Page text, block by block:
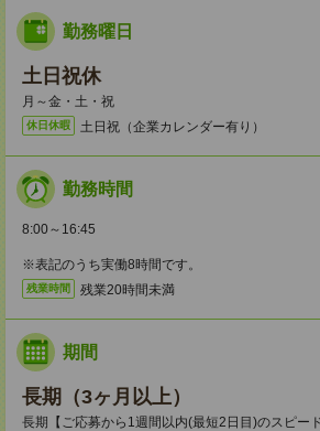
勤務曜日
土日祝休
月～金・土・祝
休日休暇 土日祝（企業カレンダー有り）
勤務時間
8:00～16:45
※表記のうち実働8時間です。
残業時間 残業20時間未満
期間
長期（3ヶ月以上）
長期【ご応募から1週間以内(最短2日目)のスピー